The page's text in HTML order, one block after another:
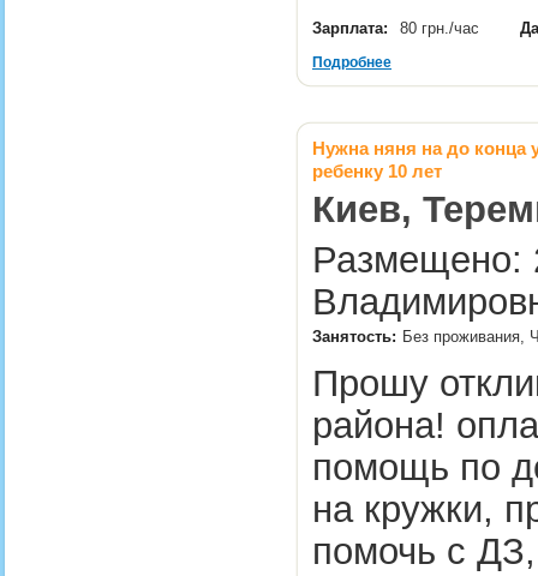
Зарплата: 80 грн./час
Подробнее
Нужна няня на до конца
ребенку 10 лет
Киев,
Размещено:
Занятость: Без проживания,
Прошу
района!
помощь по
на кружки,
помочь с ДЗ,